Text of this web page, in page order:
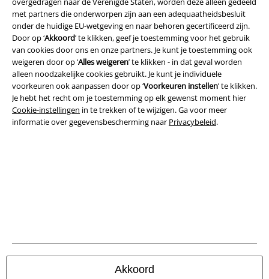
met partners die onderworpen zijn aan een adequaatheidsbesluit
onder de huidige EU-wetgeving en naar behoren gecertificeerd zijn.
Door op ‘Akkoord’ te klikken, geef je toestemming voor het gebruik
van cookies door ons en onze partners. Je kunt je toestemming ook
weigeren door op ‘Alles weigeren’ te klikken - in dat geval worden
alleen noodzakelijke cookies gebruikt. Je kunt je individuele
voorkeuren ook aanpassen door op ‘Voorkeuren instellen’ te klikken.
Je hebt het recht om je toestemming op elk gewenst moment hier
Cookie-instellingen in te trekken of te wijzigen. Ga voor meer
informatie over gegevensbescherming naar Privacybeleid.
Akkoord
Legal
Algemene Voorwaarden
Bedrijfsgegevens
Privacyverklaring
Alle prijzen incl.wettelijke BTW
© 1986-2026 Large Popmerchandising BV